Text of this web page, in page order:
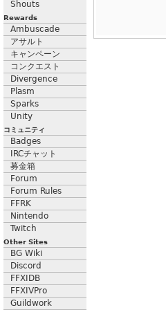
Shouts
Rewards
Ambuscade
アサルト
キャンペーン
コンクエスト
Divergence
Plasm
Sparks
Unity
コミュニティ
Badges
IRCチャット
募金箱
Forum
Forum Rules
FFRK
Nintendo
Twitch
Other Sites
BG Wiki
Discord
FFXIDB
FFXIVPro
Guildwork